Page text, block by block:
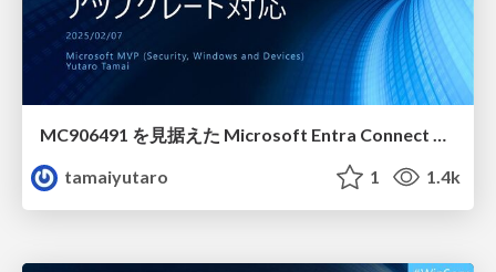
MC906491 を見据えた Microsoft Entra Connect アップグレード対応
tamaiyutaro
1 1.4k